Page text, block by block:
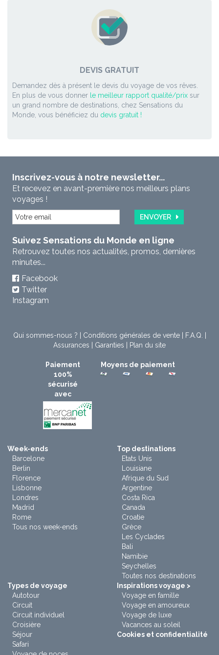
DEVIS GRATUIT
Demandez dès à présent le devis du voyage de vos rêves.
En plus de vous donner le meilleur rapport qualité/prix sur
un grand nombre de destinations, chez Sensations du
Monde, vous bénéficiez du devis gratuit !
Inscrivez-vous à notre newsletter...
Et recevez en avant-première nos meilleurs plans
voyages !
ENVOYER
Suivez Sensations du Monde en ligne
Retrouvez toutes nos actualités, promos, dernières
minutes...
Facebook
Twitter
Instagram
Qui sommes-nous ? Conditions générales de vente| F.A.Q.
Assurances
Garanties Plan du site
Paiement
100%
sécurisé
avec
Moyens de paiement
Week-ends
Barcelone
Berlin
Florence
Lisbonne
Londres
Madrid
Rome
Tous nos week-ends
Top destinations
Etats Unis
Louisiane
Afrique du Sud
Argentine
Costa Rica
Canada
Croatie
Grèce
Les Cyclades
Bali
Namibie
Seychelles
Toutes nos destinations
Types de voyage
Autotour
Circuit
Circuit individuel
Croisière
Séjour
Safari
Inspirations voyage >
Voyage en famille
Voyage en amoureux
Voyage de luxe
Vacances au soleil
Cookies et confidentialité